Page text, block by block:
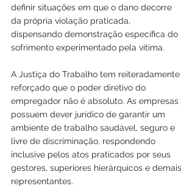
definir situações em que o dano decorre
da própria violação praticada,
dispensando demonstração específica do
sofrimento experimentado pela vítima.
A Justiça do Trabalho tem reiteradamente
reforçado que o poder diretivo do
empregador não é absoluto. As empresas
possuem dever jurídico de garantir um
ambiente de trabalho saudável, seguro e
livre de discriminação, respondendo
inclusive pelos atos praticados por seus
gestores, superiores hierárquicos e demais
representantes.